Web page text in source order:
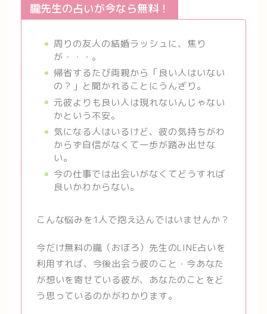
朧先生の占いが今なら無料！
周りの友人の結婚ラッシュに、焦り
が・・・。
帰省するたび両親から「良い人はいない
の？」と聞かれることにうんざり。
元彼よりも良い人は現れないんじゃない
かという不安。
気になる人はいるけど、彼の気持ちがわ
からず自信がなくて一歩が踏み出せな
い。
今の仕事では出会いがなくてどうすれば
良いかわからない。
こんな悩みを1人で抱え込んではいませんか？
今だけ無料の朧（おぼろ）先生のLINE占いを
利用すれば、今後出会う彼のこと・今あなた
が想いを寄せている彼が、あなたのことをど
う思っているのかがわかります。